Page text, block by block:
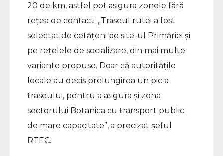
20 de km, astfel pot asigura zonele fără
rețea de contact. „Traseul rutei a fost
selectat de cetățeni pe site-ul Primăriei și
pe rețelele de socializare, din mai multe
variante propuse. Doar că autoritățile
locale au decis prelungirea un pic a
traseului, pentru a asigura și zona
sectorului Botanica cu transport public
de mare capacitate”, a precizat șeful
RTEC.